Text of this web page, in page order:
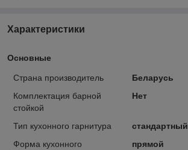
Характеристики
Основные
Страна производитель
Беларусь
Комплектация барной
стойкой
Нет
Тип кухонного гарнитура
стандартный
Форма кухонного
прямой